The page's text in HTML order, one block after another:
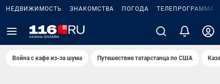
НЕДВИЖИМОСТЬ ЗНАКОМСТВА ПОГОДА ТЕЛЕПРОГРАММА
Война с кафе из-за шума Путешествие татарстанца по США